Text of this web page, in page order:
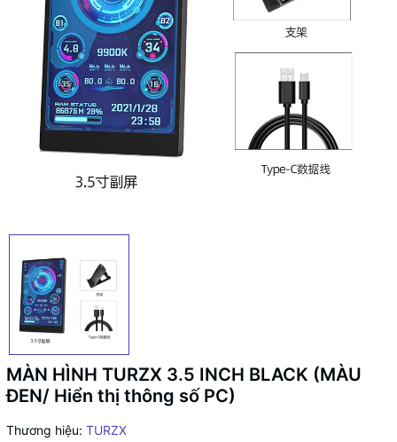
MÀN HÌNH TURZX 3.5 INCH BLACK (MÀU
ĐEN/ Hiển thị thông số PC)
Thương hiệu: TURZX